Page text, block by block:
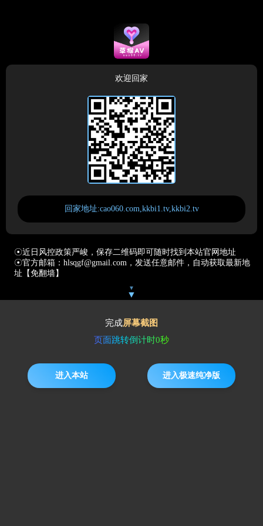
欢迎回家
回家地址:cao060.com,kkbi1.tv,kkbi2.tv
☉近日风控政策严峻，保存二维码即可随时找到本站官网地址
☉官方邮箱：hlsqgf@gmail.com，发送任意邮件，自动获取最新地
址【免翻墙】
▼
▼
完成屏幕截图
页面跳转倒计时0秒
进入本站 进入极速纯净版